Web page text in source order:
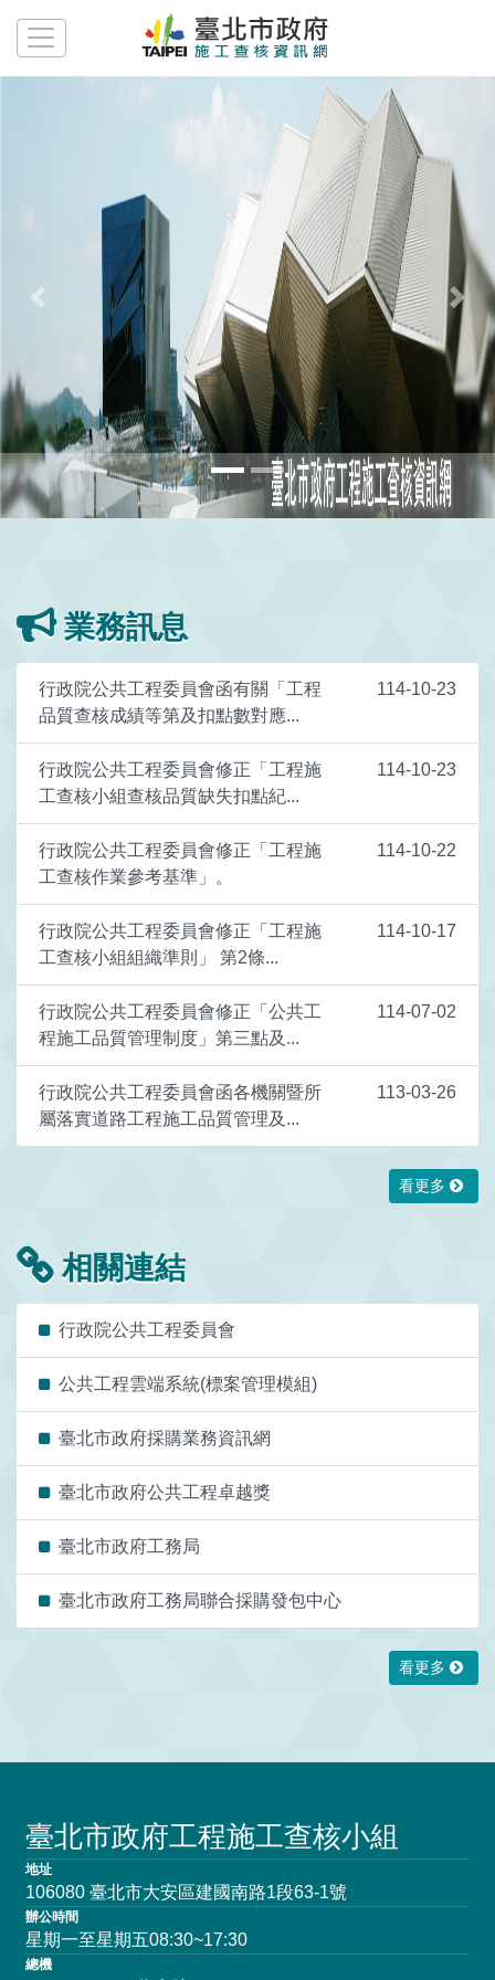
展開選單
Previous Next
業務訊息
行政院公共工程委員會函有關「工程
品質查核成績等第及扣點數對應...
114-10-23
行政院公共工程委員會修正「工程施
工查核小組查核品質缺失扣點紀...
114-10-23
行政院公共工程委員會修正「工程施
工查核作業參考基準」。
114-10-22
行政院公共工程委員會修正「工程施
工查核小組組織準則」 第2條...
114-10-17
行政院公共工程委員會修正「公共工
程施工品質管理制度」第三點及...
114-07-02
行政院公共工程委員會函各機關暨所
屬落實道路工程施工品質管理及...
113-03-26
看更多
相關連結
行政院公共工程委員會
公共工程雲端系統(標案管理模組)
臺北市政府採購業務資訊網
臺北市政府公共工程卓越獎
臺北市政府工務局
臺北市政府工務局聯合採購發包中心
看更多
臺北市政府工程施工查核小組
地址
106080 臺北市大安區建國南路1段63-1號
辦公時間
星期一至星期五08:30~17:30
總機